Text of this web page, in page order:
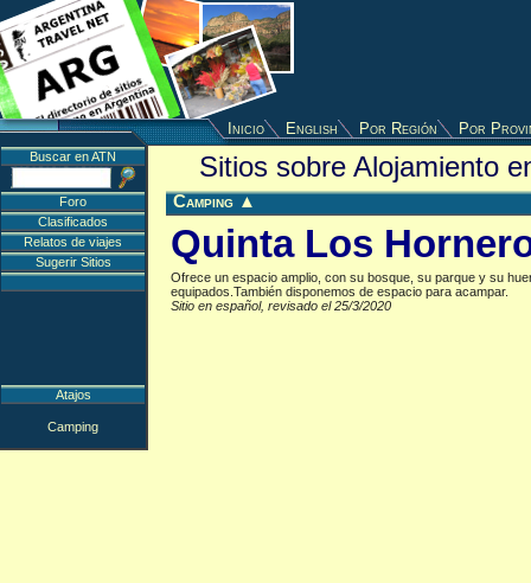
Inicio English Por Región Por
Sitios sobre Alojamiento
Camping ▲
Quinta Los
Ofrece un espacio amplio, con su bosque, su parque y su
equipados.También disponemos de espacio para acampar.
Sitio en español, revisado el 25/3/2020
Buscar en ATN
Foro
Clasificados
Relatos de viajes
Sugerir Sitios
Atajos
Camping